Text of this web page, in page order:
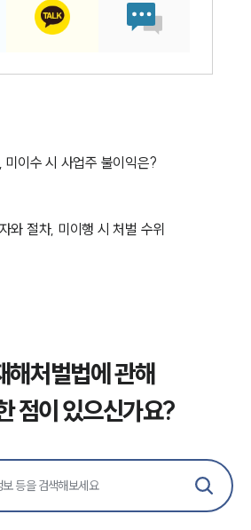
이수 시 사업주 불이익은?
와 절차, 미이행 시 처벌 수위
해처벌법에 관해
점이 있으신가요?